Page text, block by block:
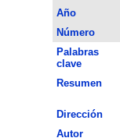
Año
Número
Palabras
clave
Resumen
Dirección
Autor